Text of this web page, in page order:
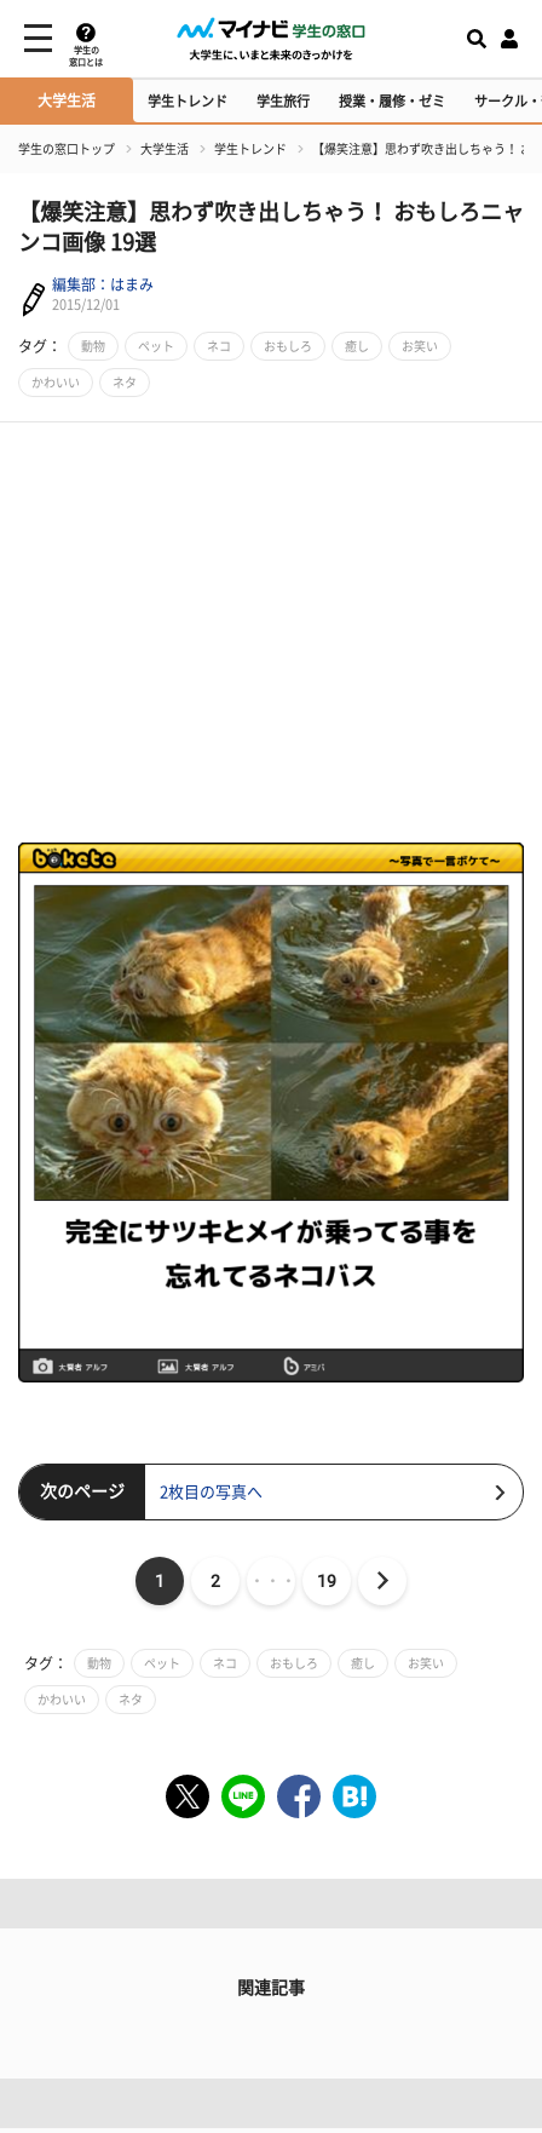
学生の
窓口とは
大学生活 学生トレンド 学生旅行 授業・履修・ゼミ サークル
学生の窓口トップ 大学生活 学生トレンド 【爆笑注意】思わず吹き出しちゃう！ お
【爆笑注意】思わず吹き出しちゃう！ おもしろニャ
ンコ画像 19選
編集部：はまみ
2015/12/01
タグ： 動物 ペット ネコ おもしろ 癒し お笑い
かわいい ネタ
次のページ 2枚目の写真へ
1 2 ・・・ 19
タグ： 動物 ペット ネコ おもしろ 癒し お笑い
かわいい ネタ
関連記事